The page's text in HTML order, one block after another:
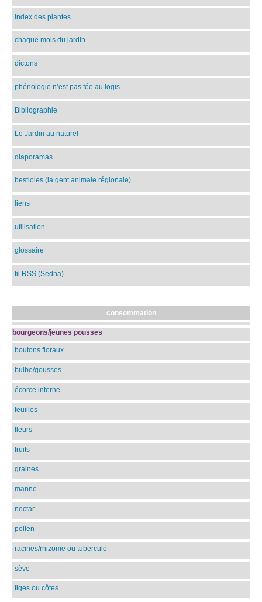
Index des plantes
chaque mois du jardin
dictons
phénologie n’est pas fée au logis
Bibliographie
Le Jardin au naturel
diaporamas
bestioles (la gent animale régionale)
liens
utilisation
glossaire
fil RSS (Sedna)
consommation
bourgeons/jeunes pousses
boutons floraux
bulbe/gousses
écorce interne
feuilles
fleurs
fruits
graines
manne
nectar
pollen
racines/rhizome ou tubercule
sève
tiges ou côtes